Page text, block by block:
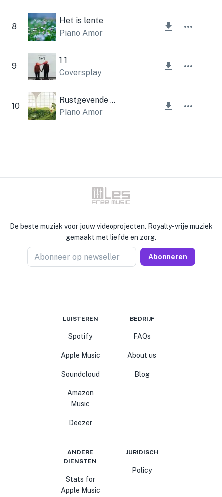
8
Het is lente
Piano Amor
9
1 1
Coversplay
10
Rustgevende melodie
Piano Amor
De beste muziek voor jouw videoprojecten. Royalty-vrije muziek
gemaakt met liefde en zorg.
Abonneer op newseller Abonneren
LUISTEREN
Spotify
Apple Music
Soundcloud
Amazon
Music
Deezer
BEDRIJF
FAQs
About us
Blog
ANDERE
DIENSTEN
Stats for
Apple Music
JURIDISCH
Policy